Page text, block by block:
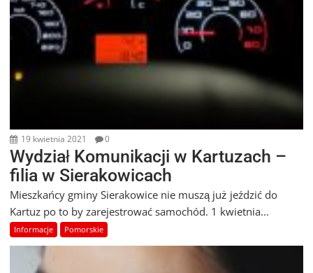
19 kwietnia 2021 0
Wydział Komunikacji w Kartuzach –
filia w Sierakowicach
Mieszkańcy gminy Sierakowice nie muszą już jeździć do
Kartuz po to by zarejestrować samochód. 1 kwietnia...
Informacje Pomorskie